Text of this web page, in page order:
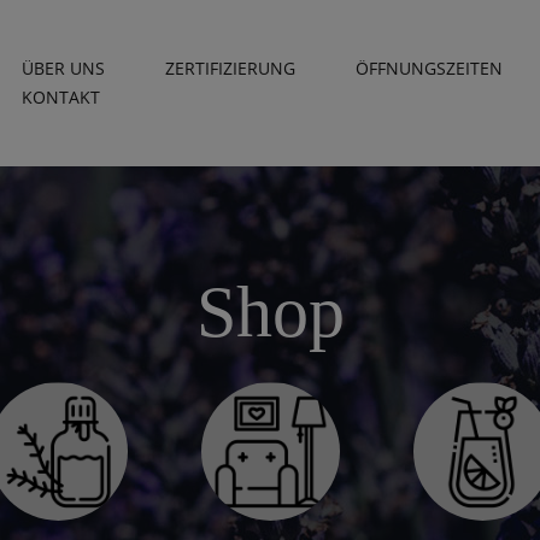
ÜBER UNS ZERTIFIZIERUNG
ÖFFNUNGSZEITEN
KONTAKT
Shop